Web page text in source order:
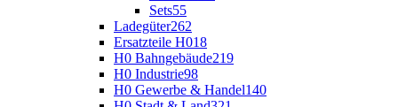
Sets55
Ladegüter262
Ersatzteile H018
H0 Bahngebäude219
H0 Industrie98
H0 Gewerbe & Handel140